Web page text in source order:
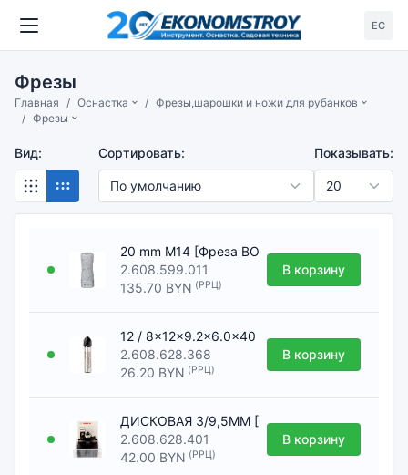
ЕС
Фрезы
Главная Оснастка
Фрезы,шарошки и ножи для рубанков
Фрезы
Вид: Сортировать: Показывать:
20 mm M14 [Фреза BOSCH]
2.608.599.011
135.70 BYN (РРЦ)
В корзину
12 / 8x12x9.2x6.0x40 (галтельная) [Фреза
2.608.628.368
26.20 BYN (РРЦ)
В корзину
ДИСКОВАЯ 3/9,5ММ [Фреза BOSCH]
2.608.628.401
42.00 BYN (РРЦ)
В корзину